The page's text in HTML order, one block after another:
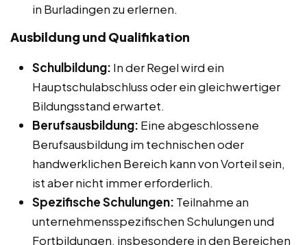
in Burladingen zu erlernen.
Ausbildung und Qualifikation
Schulbildung: In der Regel wird ein
Hauptschulabschluss oder ein gleichwertiger
Bildungsstand erwartet.
Berufsausbildung: Eine abgeschlossene
Berufsausbildung im technischen oder
handwerklichen Bereich kann von Vorteil sein,
ist aber nicht immer erforderlich.
Spezifische Schulungen: Teilnahme an
unternehmensspezifischen Schulungen und
Fortbildungen, insbesondere in den Bereichen